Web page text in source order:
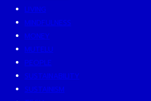
LIVING
MINDFULNESS
MONEY
MUTELU
PEOPLE
SUSTAINABILITY
SUSTAINISM